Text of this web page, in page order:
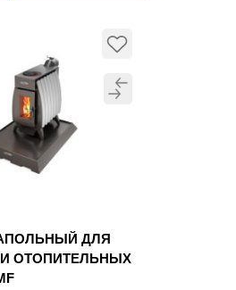
ДЛЯ
ОТОПИТЕЛЬНЫХ